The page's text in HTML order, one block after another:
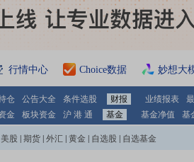
行情中心 Choice数据 妙想大
仓 公告大全 条件选股 财报 业绩报表
金 板块资金 沪 港 通 基金 基金净值 基
美股 期货 外汇 黄金 自选股 自选基金